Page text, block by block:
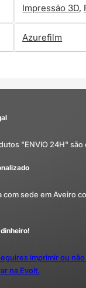
Impressão 3D,
Azurefilm
"ENVIO 24H"
sede em Aveiro
imprimir ou
na Evolt.